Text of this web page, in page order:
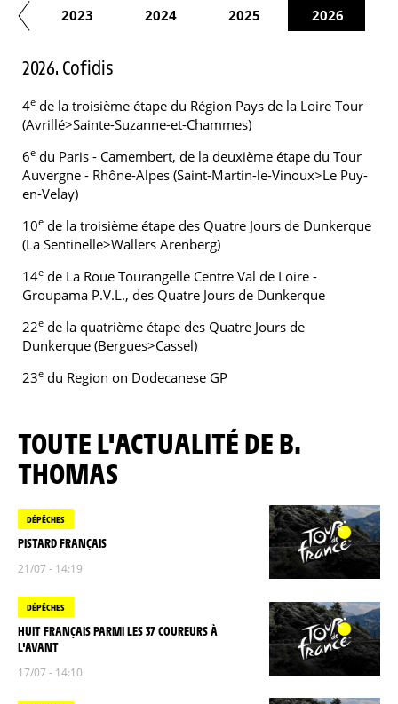
2023 2024 2025 2026
2026. Cofidis
4e de la troisième étape du Région Pays de la Loire Tour
(Avrillé>Sainte-Suzanne-et-Chammes)
6e du Paris - Camembert, de la deuxième étape du Tour
Auvergne - Rhône-Alpes (Saint-Martin-le-Vinoux>Le Puy-
en-Velay)
10e de la troisième étape des Quatre Jours de Dunkerque
(La Sentinelle>Wallers Arenberg)
14e de La Roue Tourangelle Centre Val de Loire -
Groupama P.V.L., des Quatre Jours de Dunkerque
22e de la quatrième étape des Quatre Jours de
Dunkerque (Bergues>Cassel)
23e du Region on Dodecanese GP
TOUTE L'ACTUALITÉ DE B.
THOMAS
DÉPÊCHES
PISTARD FRANÇAIS
21/07 - 14:19
DÉPÊCHES
HUIT FRANÇAIS PARMI LES 37 COUREURS À
L'AVANT
17/07 - 14:10